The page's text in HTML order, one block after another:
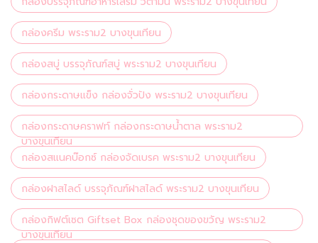
กล่องครีม พระราม2 บางขุนเทียน
กล่องสบู่ บรรจุภัณฑ์สบู่ พระราม2 บางขุนเทียน
กล่องกระดาษแข็ง กล่องจั่วปัง พระราม2 บางขุนเทียน
กล่องกระดาษคราฟท์ กล่องกระดาษน้ำตาล พระราม2
บางขุนเทียน
กล่องสแนคบ๊อกซ์ กล่องจัดเบรค พระราม2 บางขุนเทียน
กล่องฝาสไลด์ บรรจุภัณฑ์ฝาสไลด์ พระราม2 บางขุนเทียน
กล่องกิฟต์เซต Giftset Box กล่องชุดของขวัญ พระราม2
บางขุนเทียน